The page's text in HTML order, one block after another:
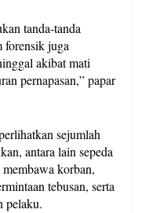
tanda-tanda
forensik juga
akibat mati
pernapasan,” papar
sejumlah
antara lain sepeda
korban,
tebusan, serta
pelaku.